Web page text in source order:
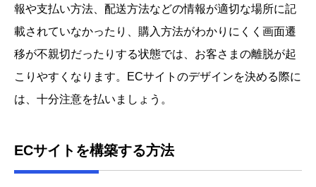
報や支払い方法、配送方法などの情報が適切な場所に記
載されていなかったり、購入方法がわかりにくく画面遷
移が不親切だったりする状態では、お客さまの離脱が起
こりやすくなります。ECサイトのデザインを決める際に
は、十分注意を払いましょう。
ECサイトを構築する方法